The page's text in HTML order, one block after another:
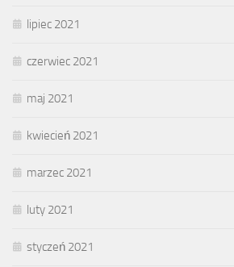
lipiec 2021
czerwiec 2021
maj 2021
kwiecień 2021
marzec 2021
luty 2021
styczeń 2021